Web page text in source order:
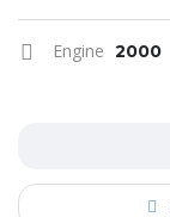
Engine 2000